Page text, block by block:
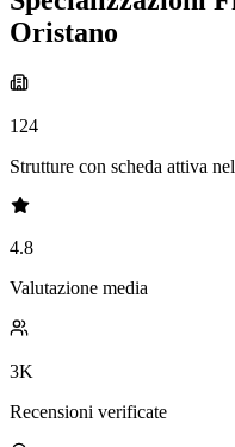
Oristano
124
Strutture con scheda attiva
4.8
Valutazione media
3K
Recensioni verificate